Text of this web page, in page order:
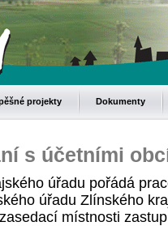
projekty Dokumenty
s účetními
úřadu pořádá
úřadu Zlínského
místnosti